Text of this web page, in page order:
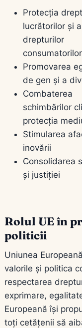
Protecția
lucrătorilor și a
drepturilor
consumatorilor
Promovarea
de gen și a
Combaterea
schimbărilor
protecția
Stimularea
inovării
Consolidarea
și justiției
Rolul UE în
politicii
Uniunea
valorile și politica
respectarea
exprimare,
Europeană își
toți cetățenii să